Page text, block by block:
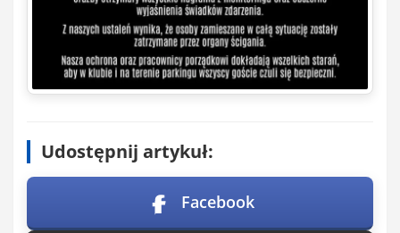
Udostępnij artykuł:
Facebook